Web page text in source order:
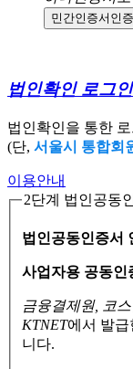
민간인증서 인
법인확인 로그인
법인확인을 통한
(단, 서울시 통합회
이용안내
2단계 법인공동
법인공동인증서
사업자용 공동인
금융결제원, 코
KTNET에서 발급
니다.